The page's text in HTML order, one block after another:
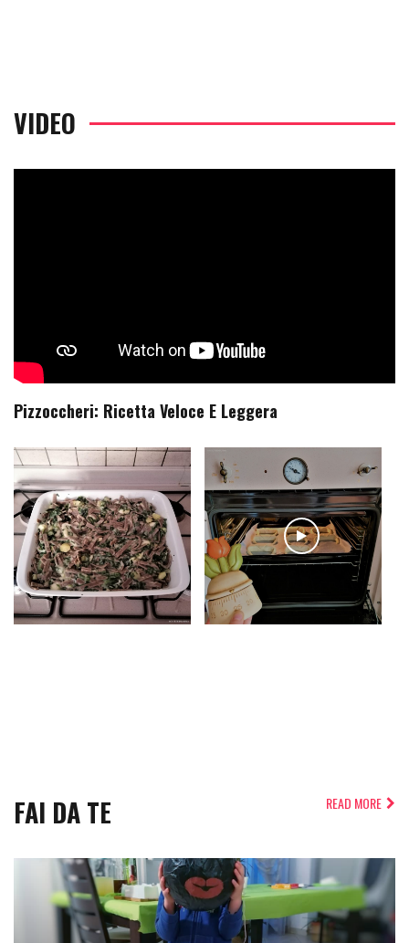
VIDEO
Pizzoccheri: Ricetta Veloce E Leggera
FAI DA TE READ MORE